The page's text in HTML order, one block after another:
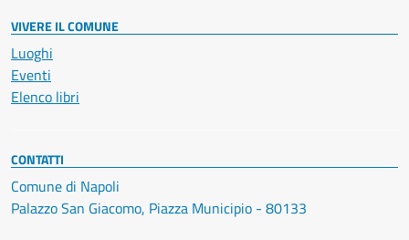
VIVERE IL COMUNE
Luoghi
Eventi
Elenco libri
CONTATTI
Comune di Napoli
Palazzo San Giacomo, Piazza Municipio - 80133